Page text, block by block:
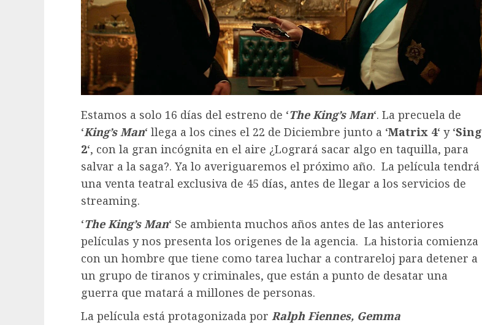
Estamos a solo 16 días del estreno de ‘The King’s Man‘. La precuela de
‘King’s Man‘ llega a los cines el 22 de Diciembre junto a ‘Matrix 4‘ y ‘Sing
2‘, con la gran incógnita en el aire ¿Logrará sacar algo en taquilla, para
salvar a la saga?. Ya lo averiguaremos el próximo año. La película tendrá
una venta teatral exclusiva de 45 días, antes de llegar a los servicios de
streaming.
‘The King’s Man‘ Se ambienta muchos años antes de las anteriores
películas y nos presenta los origenes de la agencia. La historia comienza
con un hombre que tiene como tarea luchar a contrareloj para detener a
un grupo de tiranos y criminales, que están a punto de desatar una
guerra que matará a millones de personas.
La película está protagonizada por Ralph Fiennes, Gemma